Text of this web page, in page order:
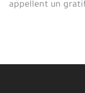
appellent un